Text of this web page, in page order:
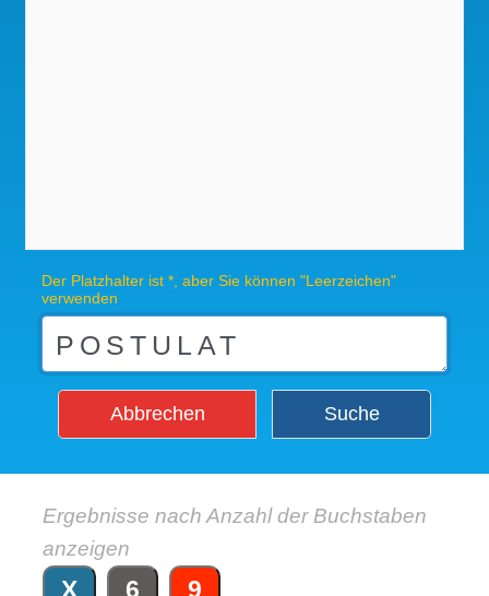
Der Platzhalter ist *, aber Sie können "Leerzeichen"
verwenden
Abbrechen Suche
Ergebnisse nach Anzahl der Buchstaben
anzeigen
X 6 9